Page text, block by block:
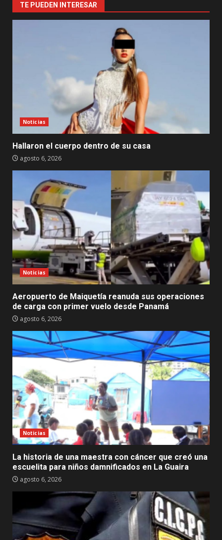
TE PUEDEN INTERESAR
Noticias
Hallaron el cuerpo dentro de su casa
agosto 6, 2026
Noticias
Aeropuerto de Maiquetía reanuda sus operaciones
de carga con primer vuelo desde Panamá
agosto 6, 2026
Noticias
La historia de una maestra con cáncer que creó una
escuelita para niños damnificados en La Guaira
agosto 6, 2026